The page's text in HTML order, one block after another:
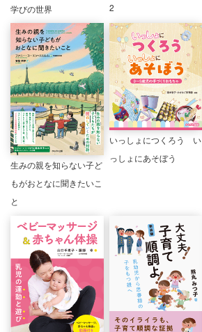
学びの世界
2
生みの親を知らない子ど
もがおとなに聞きたいこ
と
いっしょにつくろう い
っしょにあそぼう